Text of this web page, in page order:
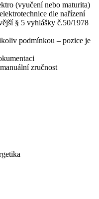
(vyučení nebo maturita)
dle nařízení
§ 5 vyhlášky č.50/1978
podmínkou – pozice je
zručnost